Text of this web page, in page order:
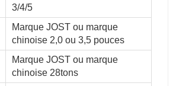
3/4/5
Marque JOST ou marque
chinoise 2,0 ou 3,5 pouces
Marque JOST ou marque
chinoise 28tons